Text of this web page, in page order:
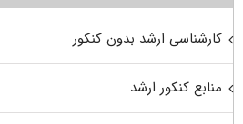
کارشناسی ارشد بدون کنکور
منابع کنکور ارشد